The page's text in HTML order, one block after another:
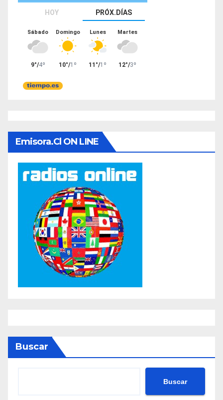
Emisora.cl ON LINE
Buscar
Buscar